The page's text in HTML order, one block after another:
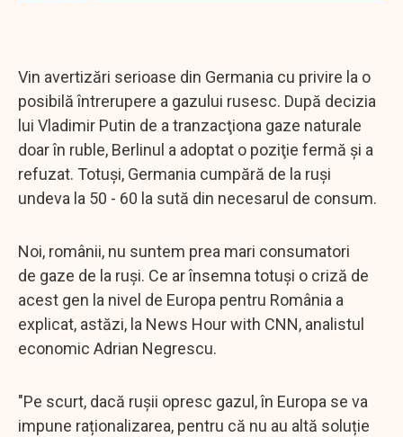
Vin avertizări serioase din Germania cu privire la o
posibilă întrerupere a gazului rusesc. După decizia
lui Vladimir Putin de a tranzacţiona gaze naturale
doar în ruble, Berlinul a adoptat o poziţie fermă şi a
refuzat. Totuşi, Germania cumpără de la ruşi
undeva la 50 - 60 la sută din necesarul de consum.
Noi, românii, nu suntem prea mari consumatori
de gaze de la ruşi. Ce ar însemna totuşi o criză de
acest gen la nivel de Europa pentru România a
explicat, astăzi, la News Hour with CNN, analistul
economic Adrian Negrescu.
"Pe scurt, dacă rușii opresc gazul, în Europa se va
impune raționalizarea, pentru că nu au altă soluție